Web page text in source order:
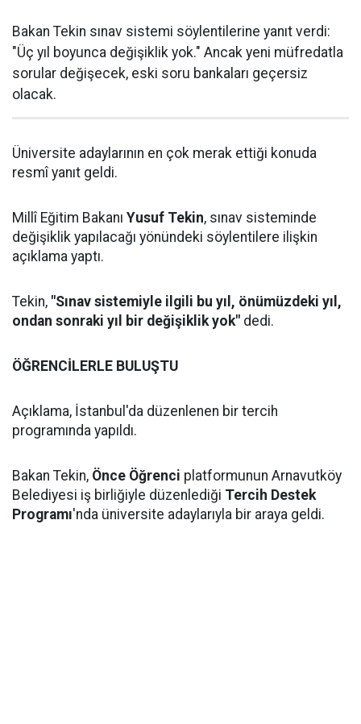
Bakan Tekin sınav sistemi söylentilerine yanıt verdi:
"Üç yıl boyunca değişiklik yok." Ancak yeni müfredatla
sorular değişecek, eski soru bankaları geçersiz
olacak.
Üniversite adaylarının en çok merak ettiği konuda
resmî yanıt geldi.
Millî Eğitim Bakanı Yusuf Tekin, sınav sisteminde
değişiklik yapılacağı yönündeki söylentilere ilişkin
açıklama yaptı.
Tekin, "Sınav sistemiyle ilgili bu yıl, önümüzdeki yıl,
ondan sonraki yıl bir değişiklik yok" dedi.
ÖĞRENCİLERLE BULUŞTU
Açıklama, İstanbul'da düzenlenen bir tercih
programında yapıldı.
Bakan Tekin, Önce Öğrenci platformunun Arnavutköy
Belediyesi iş birliğiyle düzenlediği Tercih Destek
Programı'nda üniversite adaylarıyla bir araya geldi.